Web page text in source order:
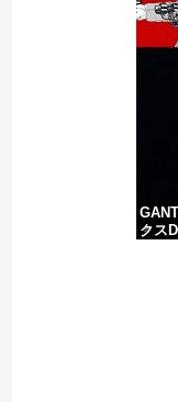
ひろゆき「コメント欄で暴れ
被災者で湧き
クス